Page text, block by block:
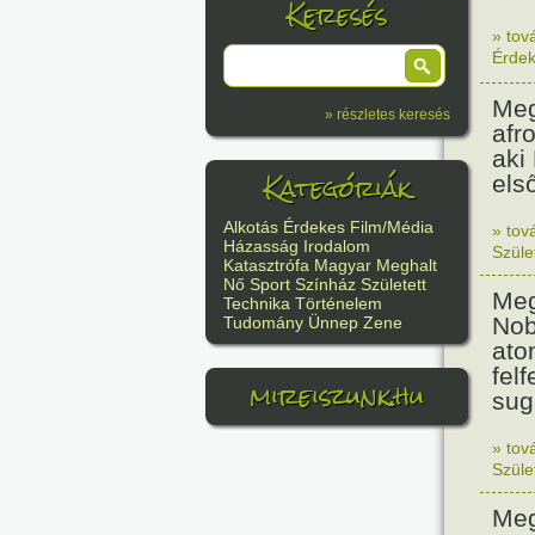
Keresés
» részletes keresés
Kategóriák
Alkotás Érdekes Film/Média
Házasság Irodalom
Katasztrófa Magyar Meghalt
Nő Sport Színház Született
Technika Történelem
Tudomány Ünnep Zene
mireiszunk.hu
»
aki
»
»